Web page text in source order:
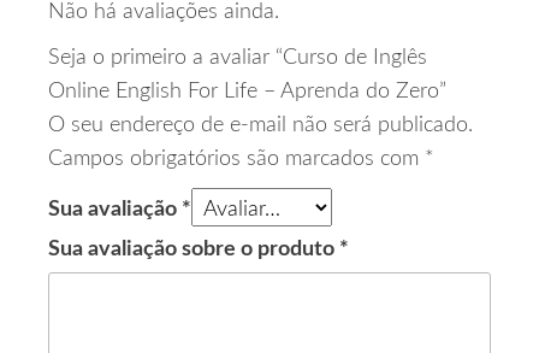
Não há avaliações ainda.
Seja o primeiro a avaliar “Curso de Inglês
Online English For Life – Aprenda do Zero”
O seu endereço de e-mail não será publicado.
Campos obrigatórios são marcados com *
Sua avaliação *
Sua avaliação sobre o produto *